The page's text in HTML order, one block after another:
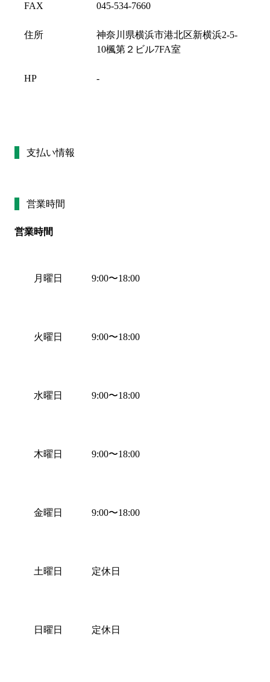
FAX 045-534-7660
住所
神奈川県横浜市港北区新横浜2-5-
10楓第２ビル7FA室
HP -
支払い情報
営業時間
営業時間
月曜日
火曜日
水曜日
木曜日
金曜日
土曜日
日曜日
9:00〜18:00
9:00〜18:00
9:00〜18:00
9:00〜18:00
9:00〜18:00
定休日
定休日